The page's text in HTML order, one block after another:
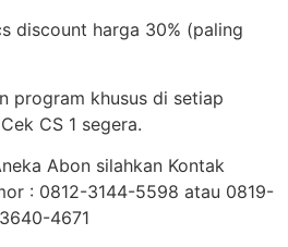
discount harga 30% (paling
program khusus di setiap
CS 1 segera.
Abon silahkan Kontak
: 0812-3144-5598 atau 0819-
4671